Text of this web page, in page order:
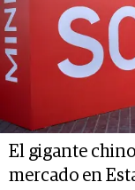
El gigante
mercado en